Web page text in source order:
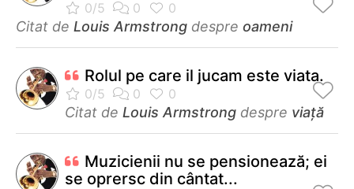
Citat de Louis Armstrong despre oameni
Rolul pe care il jucam este viata.
Citat de Louis Armstrong despre viață
Muzicienii nu se pensionează; ei
se oprersc din cântat...